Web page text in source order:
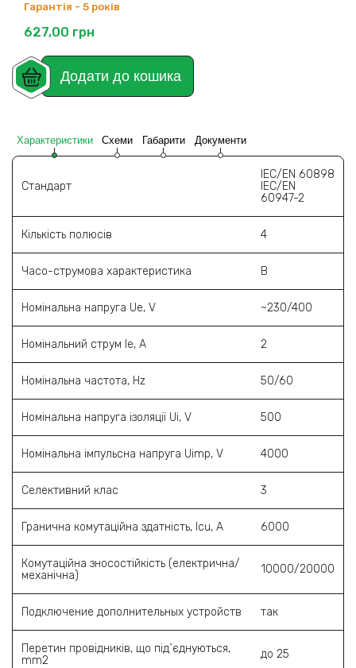
Гарантія - 5 років
627,00 грн
Додати до кошика
Характеристики Схеми Габарити Документи
Стандарт
IEC/EN 60898
IEC/EN
60947-2
Кількість полюсів 4
Часо-струмова характеристика B
Номінальна напруга Ue, V ~230/400
Номінальний струм Ie, A 2
Номінальна частота, Hz 50/60
Номінальна напруга ізоляції Ui, V 500
Номінальна імпульсна напруга Uimp, V 4000
Селективний клас 3
Гранична комутаційна здатність, Icu, A 6000
Комутаційна зносостійкість (електрична/
механічна)
10000/20000
Подключение дополнительных устройств так
Перетин провідників, що під`єднуються,
mm2
до 25